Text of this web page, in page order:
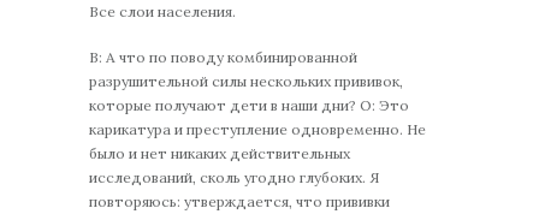
Все слои населения.
В: А что по поводу комбинированной
разрушительной силы нескольких прививок,
которые получают дети в наши дни? О: Это
карикатура и преступление одновременно. Не
было и нет никаких действительных
исследований, сколь угодно глубоких. Я
повторяюсь: утверждается, что прививки